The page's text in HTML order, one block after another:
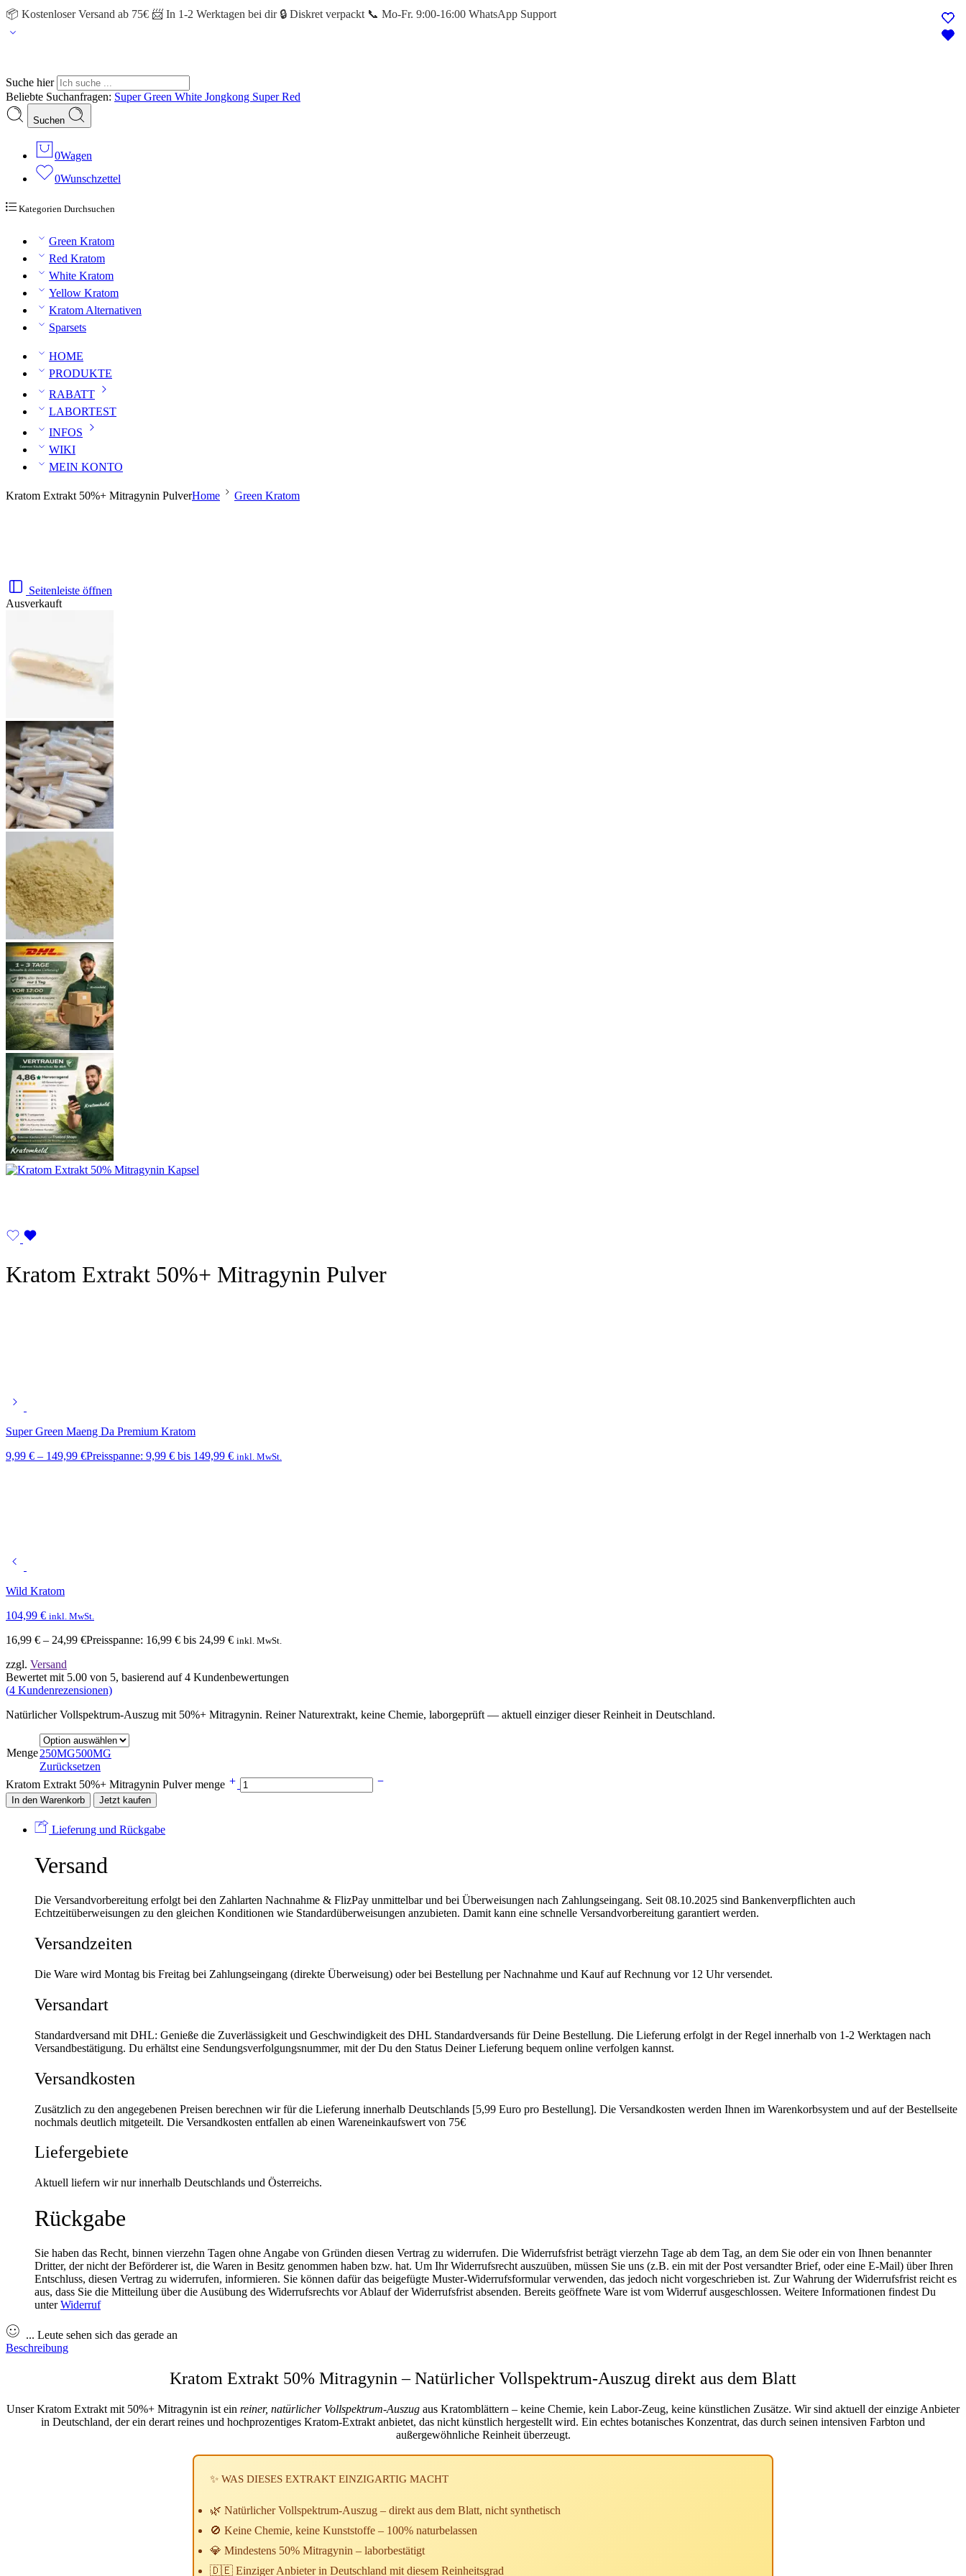
📦 Kostenloser Versand ab 75€ 📨 In 1-2 Werktagen bei dir 🔒 Diskret verpackt 📞 Mo-Fr. 9:00-16:00 WhatsApp Support
Suche hier
Beliebte Suchanfragen: Super Green White Jongkong Super Red
Suchen
0Wagen
0Wunschzettel
Kategorien Durchsuchen
Green Kratom
Red Kratom
White Kratom
Yellow Kratom
Kratom Alternativen
Sparsets
HOME
PRODUKTE
RABATT
LABORTEST
INFOS
WIKI
MEIN KONTO
Kratom Extrakt 50%+ Mitragynin PulverHome Green Kratom
Seitenleiste öffnen
Ausverkauft
Kratom Extrakt 50%+ Mitragynin Pulver
Super Green Maeng Da Premium Kratom
9,99 € – 149,99 €Preisspanne: 9,99 € bis 149,99 € inkl. MwSt.
Wild Kratom
104,99 € inkl. MwSt.
16,99 € – 24,99 €Preisspanne: 16,99 € bis 24,99 € inkl. MwSt.
zzgl. Versand
Bewertet mit 5.00 von 5, basierend auf4 Kundenbewertungen
(4 Kundenrezensionen)
Natürlicher Vollspektrum-Auszug mit 50%+ Mitragynin. Reiner Naturextrakt, keine Chemie, laborgeprüft — aktuell einziger dieser Reinheit in Deutschland.
Menge250MG500MG
Zurücksetzen
Kratom Extrakt 50%+ Mitragynin Pulver menge
In den Warenkorb Jetzt kaufen
Lieferung und Rückgabe
Versand
Die Versandvorbereitung erfolgt bei den Zahlarten Nachnahme & FlizPay unmittelbar und bei Überweisungen nach Zahlungseingang. Seit 08.10.2025 sind Bankenverpflichten auch
Echtzeitüberweisungen zu den gleichen Konditionen wie Standardüberweisungen anzubieten. Damit kann eine schnelle Versandvorbereitung garantiert werden.
Versandzeiten
Die Ware wird Montag bis Freitag bei Zahlungseingang (direkte Überweisung) oder bei Bestellung per Nachnahme und Kauf auf Rechnung vor 12 Uhr versendet.
Versandart
Standardversand mit DHL: Genieße die Zuverlässigkeit und Geschwindigkeit des DHL Standardversands für Deine Bestellung. Die Lieferung erfolgt in der Regel innerhalb von 1-2 Werktagen nach
Versandbestätigung. Du erhältst eine Sendungsverfolgungsnummer, mit der Du den Status Deiner Lieferung bequem online verfolgen kannst.
Versandkosten
Zusätzlich zu den angegebenen Preisen berechnen wir für die Lieferung innerhalb Deutschlands [5,99 Euro pro Bestellung]. Die Versandkosten werden Ihnen im Warenkorbsystem und auf der Bestellseite
nochmals deutlich mitgeteilt. Die Versandkosten entfallen ab einen Wareneinkaufswert von 75€
Liefergebiete
Aktuell liefern wir nur innerhalb Deutschlands und Österreichs.
Rückgabe
Sie haben das Recht, binnen vierzehn Tagen ohne Angabe von Gründen diesen Vertrag zu widerrufen. Die Widerrufsfrist beträgt vierzehn Tage ab dem Tag, an dem Sie oder ein von Ihnen benannter
Dritter, der nicht der Beförderer ist, die Waren in Besitz genommen haben bzw. hat. Um Ihr Widerrufsrecht auszuüben, müssen Sie uns (z.B. ein mit der Post versandter Brief, oder eine E-Mail) über Ihren
Entschluss, diesen Vertrag zu widerrufen, informieren. Sie können dafür das beigefügte Muster-Widerrufsformular verwenden, das jedoch nicht vorgeschrieben ist. Zur Wahrung der Widerrufsfrist reicht es
aus, dass Sie die Mitteilung über die Ausübung des Widerrufsrechts vor Ablauf der Widerrufsfrist absenden. Bereits geöffnete Ware ist vom Widerruf ausgeschlossen. Weitere Informationen findest Du
unterWiderruf
... Leute sehen sich das gerade an
Beschreibung
Kratom Extrakt 50% Mitragynin – Natürlicher Vollspektrum-Auszug direkt aus dem Blatt
UnserKratom Extrakt mit 50%+ Mitragynin ist ein reiner, natürlicher Vollspektrum-Auszug aus Kratomblättern – keine Chemie, kein Labor-Zeug, keine künstlichen Zusätze. Wir sind aktuell der einzige Anbieter
in Deutschland, der ein derart reines und hochprozentiges Kratom-Extrakt anbietet, das nicht künstlich hergestellt wird. Ein echtes botanisches Konzentrat, das durch seinen intensiven Farbton und
außergewöhnliche Reinheit überzeugt.
✨ WAS DIESES EXTRAKT EINZIGARTIG MACHT
🌿 Natürlicher Vollspektrum-Auszug – direkt aus dem Blatt, nicht synthetisch
🚫 Keine Chemie, keine Kunststoffe – 100% naturbelassen
💎 Mindestens 50% Mitragynin – laborbestätigt
🇩🇪 Einziger Anbieter in Deutschland mit diesem Reinheitsgrad